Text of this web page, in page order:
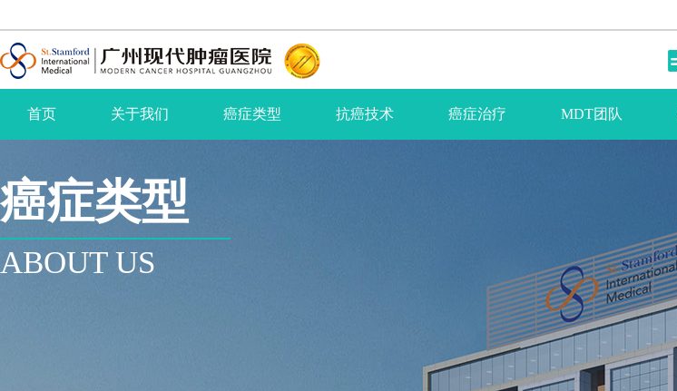
首页 关于我们 癌症类型 抗癌技术 癌症治疗 MDT团队
癌症类型
ABOUT US